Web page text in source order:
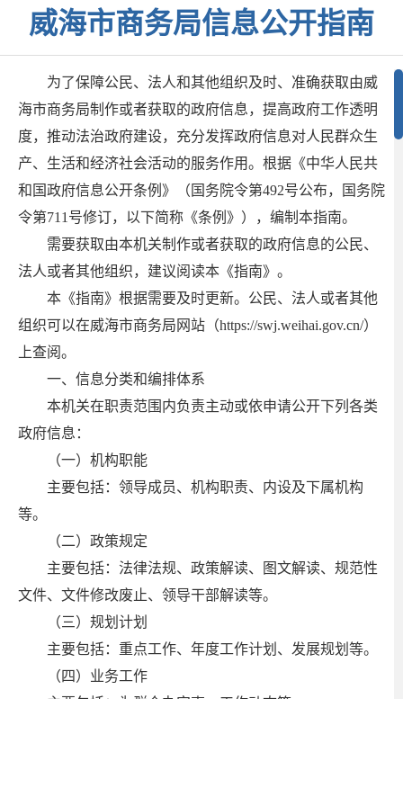
威海市商务局信息公开指南
为了保障公民、法人和其他组织及时、准确获取由威
海市商务局制作或者获取的政府信息，提高政府工作透明
度，推动法治政府建设，充分发挥政府信息对人民群众生
产、生活和经济社会活动的服务作用。根据《中华人民共
和国政府信息公开条例》（国务院令第492号公布，国务院
令第711号修订，以下简称《条例》），编制本指南。
需要获取由本机关制作或者获取的政府信息的公民、
法人或者其他组织，建议阅读本《指南》。
本《指南》根据需要及时更新。公民、法人或者其他
组织可以在威海市商务局网站（https://swj.weihai.gov.cn/）
上查阅。
一、信息分类和编排体系
本机关在职责范围内负责主动或依申请公开下列各类
政府信息：
（一）机构职能
主要包括：领导成员、机构职责、内设及下属机构
等。
（二）政策规定
主要包括：法律法规、政策解读、图文解读、规范性
文件、文件修改废止、领导干部解读等。
（三）规划计划
主要包括：重点工作、年度工作计划、发展规划等。
（四）业务工作
主要包括：为群众办实事、工作动态等。